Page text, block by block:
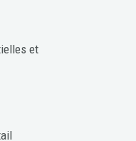
et